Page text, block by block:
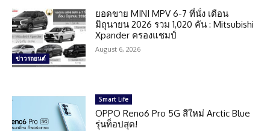
ข่าวรถยนต์
ยอดขาย MINI MPV 6-7 ที่นั่ง เดือน
มิถุนายน 2026 รวม 1,020 คัน : Mitsubishi
Xpander ครองแชมป์
August 6, 2026
Smart Life
OPPO Reno6 Pro 5G สีใหม่ Arctic Blue
รุ่นท็อปสุด!